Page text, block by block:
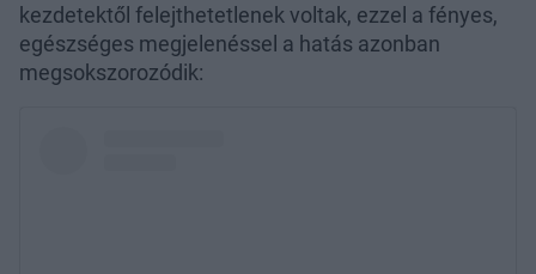
kezdetektől felejthetetlenek voltak, ezzel a fényes,
egészséges megjelenéssel a hatás azonban
megsokszorozódik: